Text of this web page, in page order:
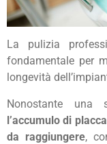
La pulizia
fondamentale per
longevità
Nonostante una
l’accumulo di
da raggiungere,